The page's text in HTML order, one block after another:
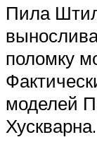
Пила
поломку
моделей
Хускварна.